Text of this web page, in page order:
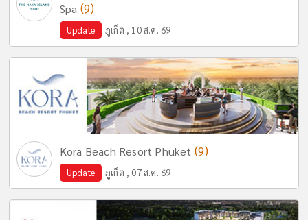
Spa (9)
Update ภูเก็ต , 10 ส.ค. 69
Kora Beach Resort Phuket (9)
Update ภูเก็ต , 07 ส.ค. 69